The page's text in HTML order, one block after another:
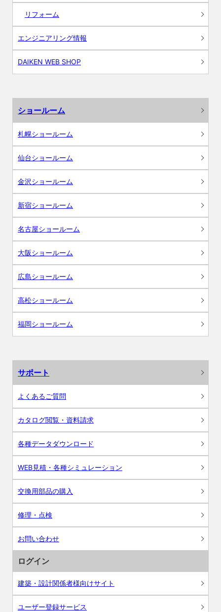
リフォーム
エンジニアリング情報
DAIKEN WEB SHOP
ショールーム
札幌ショールーム
仙台ショールーム
金沢ショールーム
新宿ショールーム
名古屋ショールーム
大阪ショールーム
広島ショールーム
高松ショールーム
福岡ショールーム
サポート
よくあるご質問
カタログ閲覧・資料請求
各種データダウンロード
WEB見積・各種シミュレーション
交換用部品の購入
修理・点検
お問い合わせ
ログイン
建築・設計関係者様向けサイト
ユーザー登録サービス